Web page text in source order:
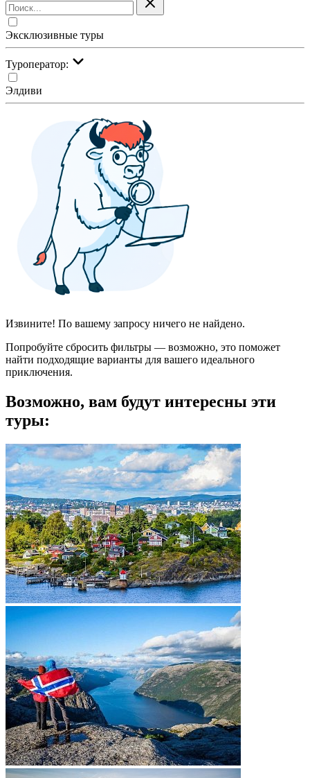
Эксклюзивные туры
Туроператор:
Элдиви
Извините! По вашему запросу ничего не найдено.
Попробуйте сбросить фильтры — возможно, это поможет
найти подходящие варианты для вашего идеального
приключения.
Возможно, вам будут интересны эти
туры: